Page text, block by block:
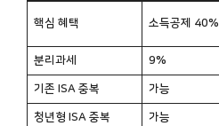
핵심 혜택 소득공제 40%
분리과세 9%
기존 ISA 중복 가능
청년형 ISA 중복 가능